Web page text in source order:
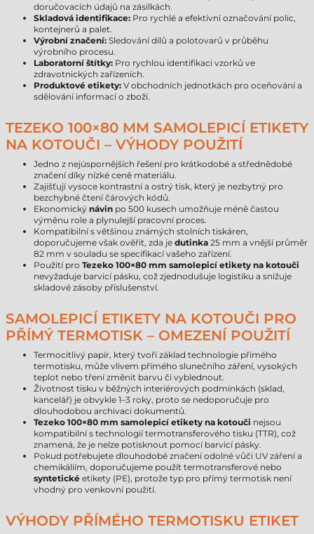
doručovacích údajů na zásilkách.
Skladová identifikace: Pro rychlé a efektivní označování polic,
kontejnerů a palet.
Výrobní značení: Sledování dílů a polotovarů v průběhu
výrobního procesu.
Laboratorní štítky: Pro rychlou identifikaci vzorků ve
zdravotnických zařízeních.
Produktové etikety: V obchodních jednotkách pro oceňování a
sdělování informací o zboží.
TEZEKO 100×80 MM SAMOLEPICÍ ETIKETY
NA KOTOUČI – VÝHODY POUŽITÍ
Jedno z nejúspornějších řešení pro krátkodobé a střednědobé
značení díky nízké ceně materiálu.
Zajišťují vysoce kontrastní a ostrý tisk, který je nezbytný pro
bezchybné čtení čárových kódů.
Ekonomický návin po 500 kusech umožňuje méně častou
výměnu role a plynulejší pracovní proces.
Kompatibilní s většinou známých stolních tiskáren,
doporučujeme však ověřit, zda je dutinka 25 mm a vnější průměr
82 mm v souladu se specifikací vašeho zařízení.
Použití pro Tezeko 100×80 mm samolepicí etikety na kotouči
nevyžaduje barvicí pásku, což zjednodušuje logistiku a snižuje
skladové zásoby příslušenství.
SAMOLEPICÍ ETIKETY NA KOTOUČI PRO
PŘÍMÝ TERMOTISK – OMEZENÍ POUŽITÍ
Termocitlivý papír, který tvoří základ technologie přímého
termotisku, může vlivem přímého slunečního záření, vysokých
teplot nebo tření změnit barvu či vyblednout.
Životnost tisku v běžných interiérových podmínkách (sklad,
kancelář) je obvykle 1–3 roky, proto se nedoporučuje pro
dlouhodobou archivaci dokumentů.
Tezeko 100×80 mm samolepicí etikety na kotouči nejsou
kompatibilní s technologií termotransferového tisku (TTR), což
znamená, že je nelze potisknout pomocí barvicí pásky.
Pokud potřebujete dlouhodobé značení odolné vůči UV záření a
chemikáliím, doporučujeme použít termotransferové nebo
syntetické etikety (PE), protože typ pro přímý termotisk není
vhodný pro venkovní použití.
VÝHODY PŘÍMÉHO TERMOTISKU ETIKET